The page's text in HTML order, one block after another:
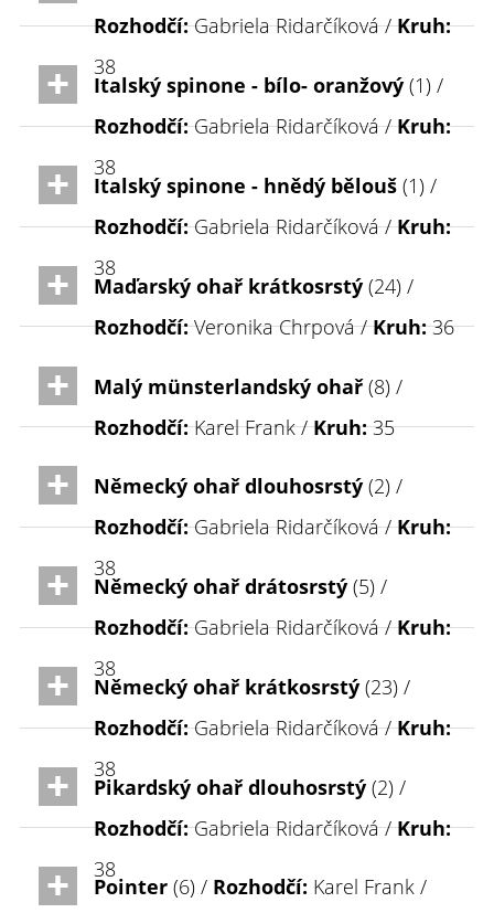
Rozhodčí:Gabriela Ridarčíková /Kruh:
38
Italský spinone - bílo- oranžový (1) /
Rozhodčí:Gabriela Ridarčíková /Kruh:
38
Italský spinone - hnědý bělouš (1) /
Rozhodčí:Gabriela Ridarčíková /Kruh:
38
Maďarský ohař krátkosrstý (24) /
Rozhodčí:Veronika Chrpová /Kruh:36
Malý münsterlandský ohař(8) /
Rozhodčí:Karel Frank /Kruh:35
Německý ohař dlouhosrstý (2) /
Rozhodčí:Gabriela Ridarčíková /Kruh:
38
Německý ohař drátosrstý (5) /
Rozhodčí:Gabriela Ridarčíková /Kruh:
38
Německý ohař krátkosrstý (23) /
Rozhodčí:Gabriela Ridarčíková /Kruh:
38
Pikardský ohař dlouhosrstý (2) /
Rozhodčí:Gabriela Ridarčíková /Kruh:
38
Pointer (6) / Rozhodčí: Karel Frank /